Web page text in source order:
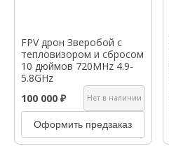
FPV дрон Зверобой с
тепловизором и сбросом
10 дюймов 720MHz 4.9-
5.8GHz
100 000 ₽
Нет в наличии
Оформить предзаказ